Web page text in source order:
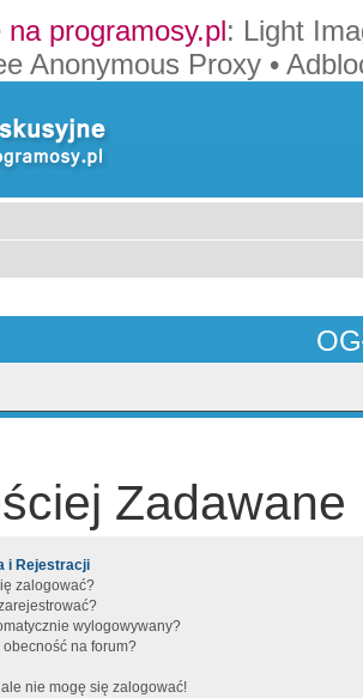
programosy.pl: Light
Anonymous Proxy •
Zadawane
i Rejestracji
zalogować?
wylogowywany?
na forum?
nie mogę się zalogować!